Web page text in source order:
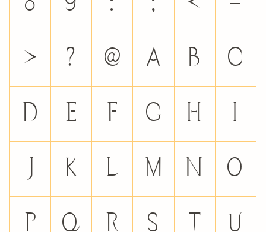
> ? @ A B C
D E F G H I
J K L M N O
P Q R S T U